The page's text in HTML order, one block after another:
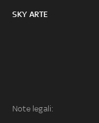
SKY ARTE
Note legali: